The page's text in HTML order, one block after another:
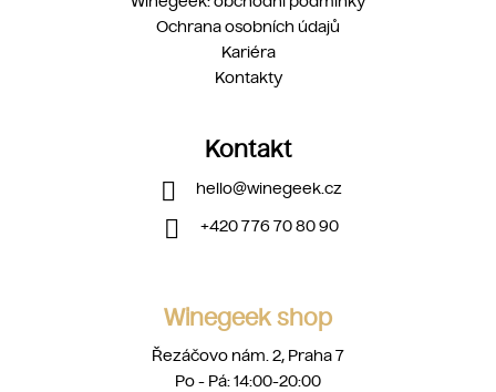
Ochrana osobních údajů
Kariéra
Kontakty
Kontakt
hello@winegeek.cz
+420 776 70 80 90
Winegeek shop
Řezáčovo nám. 2, Praha 7
Po - Pá: 14:00-20:00